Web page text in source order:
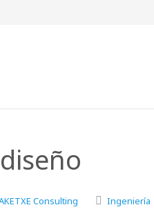
Consulting Ingeniería